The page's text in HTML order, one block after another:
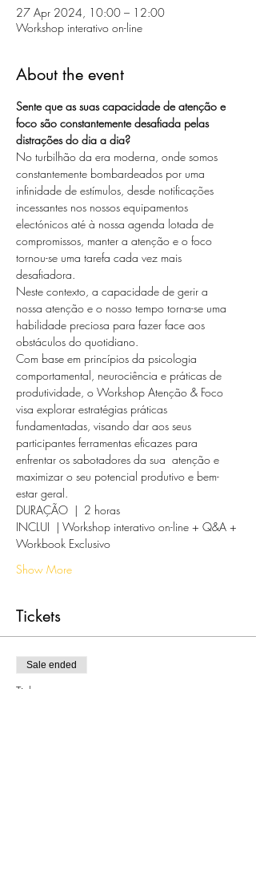
27 Apr 2024, 10:00 – 12:00
Workshop interativo on-line
About the event
Sente que as suas capacidade de atenção e
foco são constantemente desafiada pelas
distrações do dia a dia?
No turbilhão da era moderna, onde somos
constantemente bombardeados por uma
infinidade de estímulos, desde notificações
incessantes nos nossos equipamentos
electónicos até à nossa agenda lotada de
compromissos, manter a atenção e o foco
tornou-se uma tarefa cada vez mais
desafiadora.
Neste contexto, a capacidade de gerir a
nossa atenção e o nosso tempo torna-se uma
habilidade preciosa para fazer face aos
obstáculos do quotidiano.
Com base em princípios da psicologia
comportamental, neurociência e práticas de
produtividade, o Workshop Atenção & Foco
visa explorar estratégias práticas
fundamentadas, visando dar aos seus
participantes ferramentas eficazes para
enfrentar os sabotadores da sua  atenção e
maximizar o seu potencial produtivo e bem-
estar geral.
DURAÇÃO  |  2 horas
INCLUI  | Workshop interativo on-line + Q&A +
Workbook Exclusivo
Show More
Tickets
Sale ended
Ticket type